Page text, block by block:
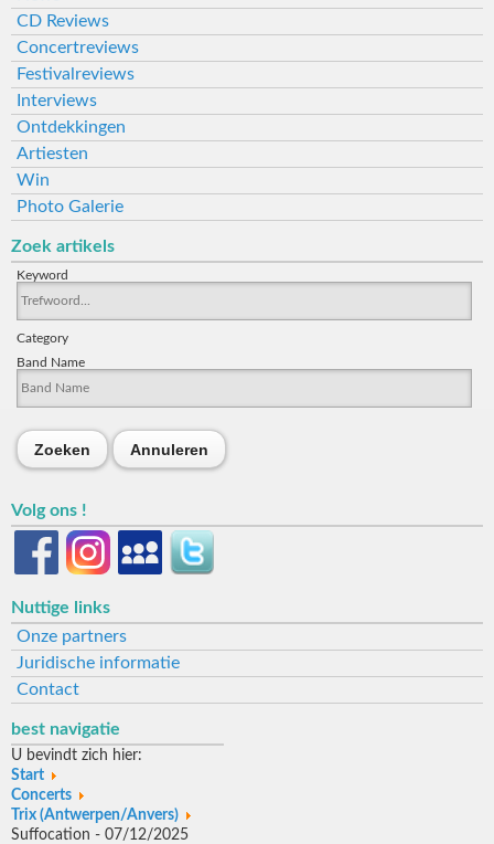
CD Reviews
Concertreviews
Festivalreviews
Interviews
Ontdekkingen
Artiesten
Win
Photo Galerie
Zoek artikels
Keyword
Category
Band Name
Zoeken Annuleren
Volg ons !
Nuttige links
Onze partners
Juridische informatie
Contact
best navigatie
U bevindt zich hier:
Start
Concerts
Trix (Antwerpen/Anvers)
Suffocation - 07/12/2025